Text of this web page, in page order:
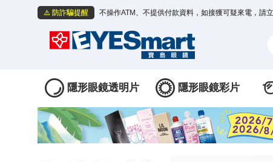
⚠️ 防詐騙提醒 不操作ATM、不提供付款資料，如接獲可疑來電，請
隱形眼鏡透明片 隱形眼鏡彩片